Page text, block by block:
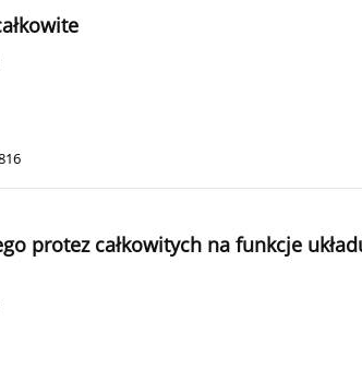
protez całkowitych na funkcje